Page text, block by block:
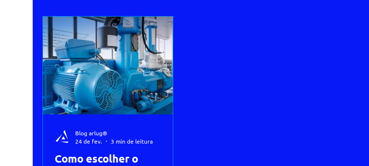
Como escolher o
Blog arlug®
24 de fev.
3 min de leitura